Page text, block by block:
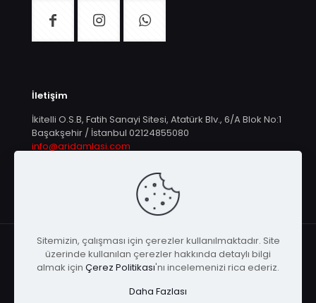
İletişim
İkitelli O.S.B, Fatih Sanayi Sitesi, Atatürk Blv., 6/A Blok No:1
Başakşehir / İstanbul 02124855080
info@aridamlasi.com
Sitemizin, çalışması için çerezler kullanılmaktadır. Site
üzerinde kullanılan çerezler hakkında detaylı bilgi
almak için Çerez Politikası'nı incelemenizi rica ederiz.
Daha Fazlası